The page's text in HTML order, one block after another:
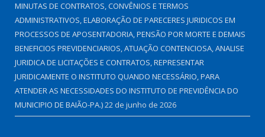
MINUTAS DE CONTRATOS, CONVÊNIOS E TERMOS
ADMINISTRATIVOS, ELABORAÇÃO DE PARECERES JURIDICOS EM
PROCESSOS DE APOSENTADORIA, PENSÃO POR MORTE E DEMAIS
BENEFICIOS PREVIDENCIARIOS, ATUAÇÃO CONTENCIOSA, ANALISE
JURIDICA DE LICITAÇÕES E CONTRATOS, REPRESENTAR
JURIDICAMENTE O INSTITUTO QUANDO NECESSÁRIO, PARA
ATENDER AS NECESSIDADES DO INSTITUTO DE PREVIDÊNCIA DO
MUNICIPIO DE BAIÃO-PA.)22 de junho de 2026